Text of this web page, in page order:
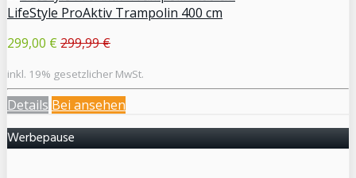
LifeStyle ProAktiv Trampolin 400 cm
299,00 € 299,99 €
inkl. 19% gesetzlicher MwSt.
Details Bei ansehen
Werbepause